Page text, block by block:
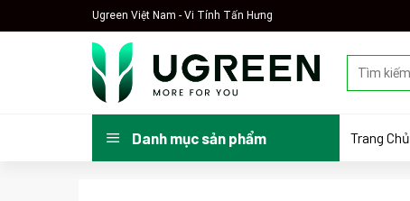
to
Ugreen Việt Nam - Vi Tính Tấn Hưng
kiếm:
Danh mục sản phẩm Trang Chủ